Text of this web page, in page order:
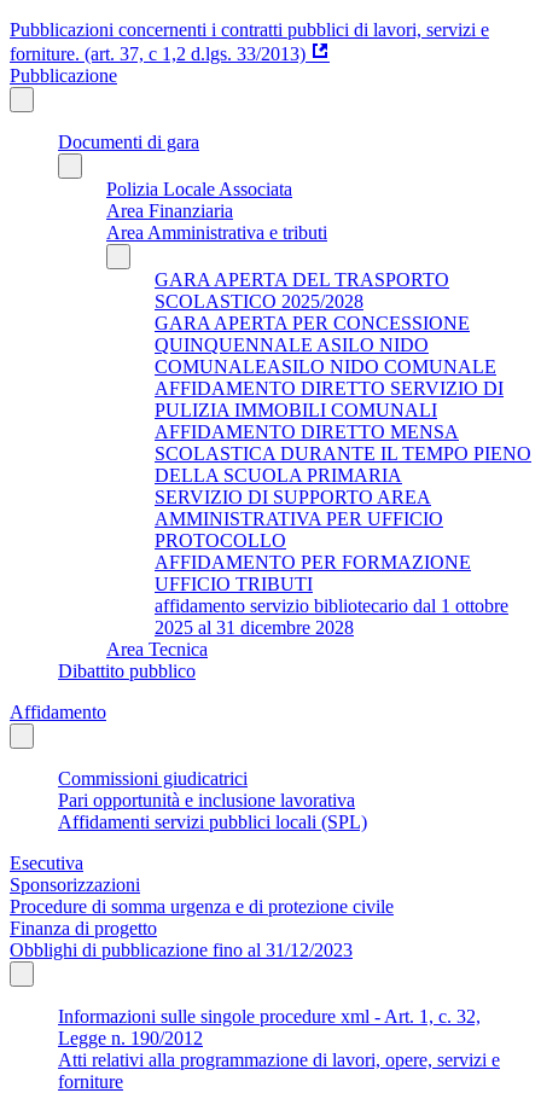
Pubblicazioni concernenti i contratti pubblici di lavori, servizi e
forniture. (art. 37, c 1,2 d.lgs. 33/2013)
Pubblicazione
Documenti di gara
Polizia Locale Associata
Area Finanziaria
Area Amministrativa e tributi
GARA APERTA DEL TRASPORTO
SCOLASTICO 2025/2028
GARA APERTA PER CONCESSIONE
QUINQUENNALE ASILO NIDO
COMUNALEASILO NIDO COMUNALE
AFFIDAMENTO DIRETTO SERVIZIO DI
PULIZIA IMMOBILI COMUNALI
AFFIDAMENTO DIRETTO MENSA
SCOLASTICA DURANTE IL TEMPO PIENO
DELLA SCUOLA PRIMARIA
SERVIZIO DI SUPPORTO AREA
AMMINISTRATIVA PER UFFICIO
PROTOCOLLO
AFFIDAMENTO PER FORMAZIONE
UFFICIO TRIBUTI
affidamento servizio bibliotecario dal 1 ottobre
2025 al 31 dicembre 2028
Area Tecnica
Dibattito pubblico
Affidamento
Commissioni giudicatrici
Pari opportunità e inclusione lavorativa
Affidamenti servizi pubblici locali (SPL)
Esecutiva
Sponsorizzazioni
Procedure di somma urgenza e di protezione civile
Finanza di progetto
Obblighi di pubblicazione fino al 31/12/2023
Informazioni sulle singole procedure xml - Art. 1, c. 32,
Legge n. 190/2012
Atti relativi alla programmazione di lavori, opere, servizi e
forniture